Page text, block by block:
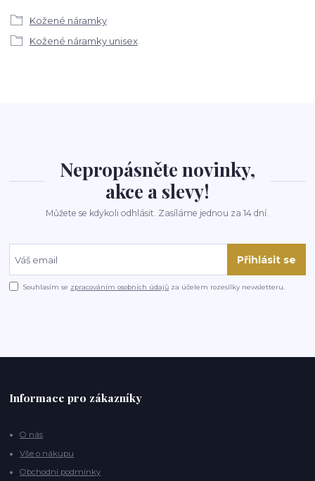
Kožené náramky
Kožené náramky unisex
Nepropásněte novinky,
akce a slevy!
Můžete se kdykoli odhlásit. Zasíláme jednou za 14 dní.
Přihlásit se
Souhlasím se zpracováním osobních údajů za účelem rozesílky newsletteru.
Informace pro zákazníky
O nás
Vše o nákupu
Obchodní podmínky